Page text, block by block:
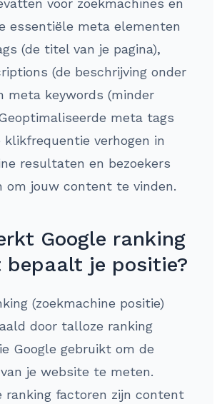
voor zoekmachines en
essentiële meta elementen
(de titel van je pagina),
(de beschrijving onder
meta keywords (minder
meta tags
klikfrequentie verhogen in
resultaten en bezoekers
om jouw content te vinden.
Google ranking
bepaalt je positie?
(zoekmachine positie)
door talloze ranking
Google gebruikt om de
je website te meten.
ranking factoren zijn content